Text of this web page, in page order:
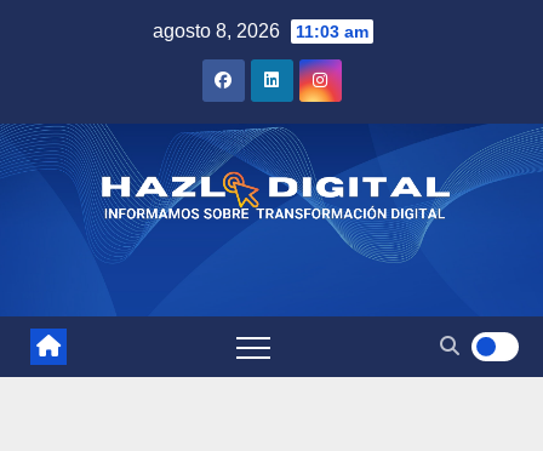
agosto 8, 2026 11:03 am